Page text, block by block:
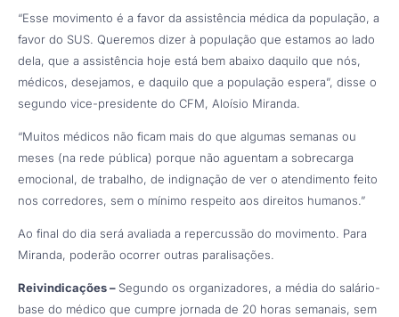
“Esse movimento é a favor da assistência médica da população, a
favor do SUS. Queremos dizer à população que estamos ao lado
dela, que a assistência hoje está bem abaixo daquilo que nós,
médicos, desejamos, e daquilo que a população espera”, disse o
segundo vice-presidente do CFM, Aloísio Miranda.
“Muitos médicos não ficam mais do que algumas semanas ou
meses (na rede pública) porque não aguentam a sobrecarga
emocional, de trabalho, de indignação de ver o atendimento feito
nos corredores, sem o mínimo respeito aos direitos humanos.”
Ao final do dia será avaliada a repercussão do movimento. Para
Miranda, poderão ocorrer outras paralisações.
Reivindicações – Segundo os organizadores, a média do salário-
base do médico que cumpre jornada de 20 horas semanais, sem